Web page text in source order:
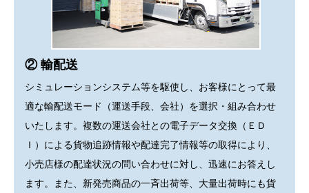
② 輸配送
シミュレーションシステム等を駆使し、お客様にとって最
適な輸配送モード（運送手段、会社）を選択・組み合わせ
いたします。複数の運送会社との電子データ交換（ＥＤ
Ｉ）による貨物追跡情報や配達完了情報等の取得により、
小売店様の配達状況の問い合わせに対し、迅速にお答えし
ます。また、新発売商品の一斉出荷等、大量出荷時にも貨